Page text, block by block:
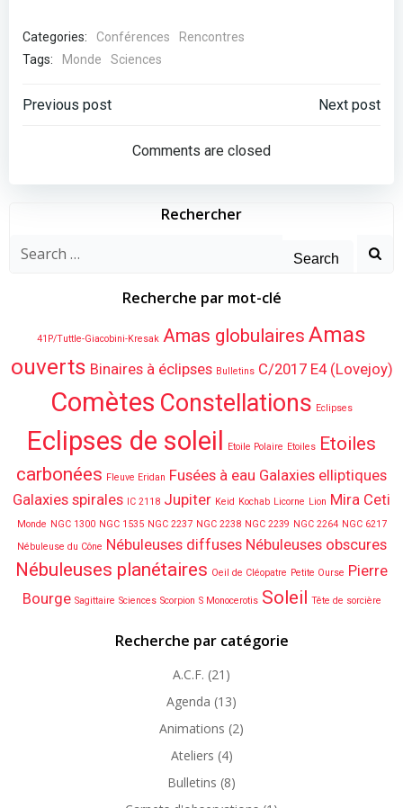
Categories: Conférences
Rencontres
Tags:
Monde Sciences
Post
navigation
Previous post
navigation
Next post
Comments are closed
Rechercher
Search
Recherche par mot-clé
41P/Tuttle-Giacobini-Kresak Amas globulaires Amas
ouverts Binaires à éclipses Bulletins C/2017 E4 (Lovejoy)
Comètes Constellations Eclipses
Eclipses de soleil Etoile Polaire Etoiles Etoiles
carbonées Fleuve Eridan Fusées à eau Galaxies elliptiques
Galaxies spirales IC 2118 Jupiter Keid Kochab Licorne Lion Mira Ceti
Monde NGC 1300 NGC 1535 NGC 2237 NGC 2238 NGC 2239 NGC 2264 NGC 6217
Nébuleuse du Cône Nébuleuses diffuses Nébuleuses obscures
Nébuleuses planétaires Oeil de Cléopatre Petite Ourse Pierre
Bourge Sagittaire Sciences Scorpion S Monocerotis Soleil Tête de sorcière
Recherche par catégorie
A.C.F. (21)
Agenda (13)
Animations (2)
Ateliers (4)
Bulletins (8)